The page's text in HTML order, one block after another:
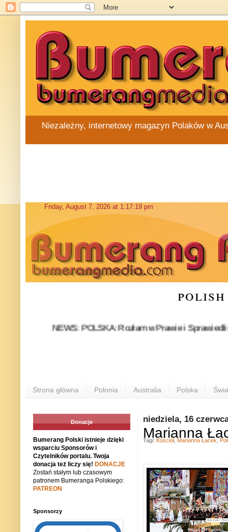
Niezależny, internetowy magazyn Polaków w
NEWS: POLSKA: Rozłam w Prawie i
Strona główna Polonia Australia Polska
niedziela, 16
Marianna
Tagi: Kościół, Marianna Łacek
Donacje
Bumerang Polski istnieje dzięki
wsparciu Sponsorów i
Czytelników portalu. Twoja
donacja też liczy się! DONACJE
Zostań stałym lub czasowym
patronem Bumeranga Polskiego:
PATREON
Sponsorzy